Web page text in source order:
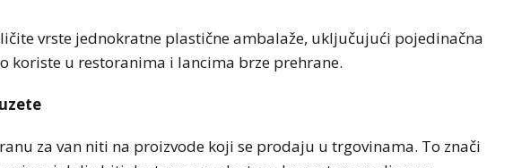
vrste jednokratne plastične ambalaže, uključujući pojedinačna
koriste u restoranima i lancima brze prehrane.
za van niti na proizvode koji se prodaju u trgovinama. To znači